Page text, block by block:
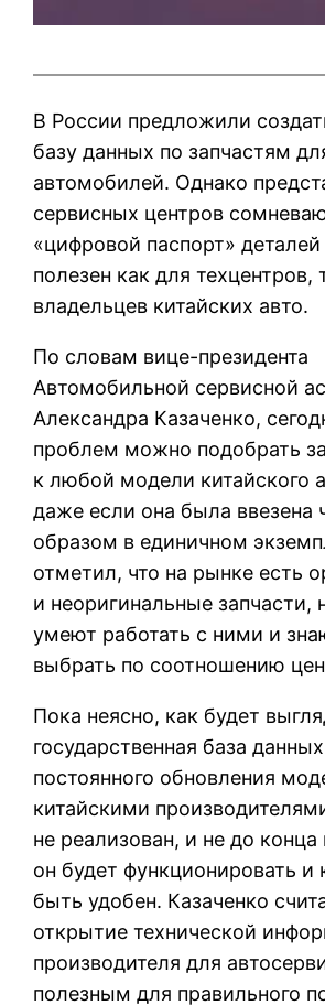
В России предложили
базу данных по запчастям
автомобилей. Однако
сервисных центров
«цифровой паспорт» деталей
полезен как для техцентров,
владельцев китайских авто.
По словам вице-президента
Автомобильной сервисной
Александра Казаченко,
проблем можно подобрать
к любой модели китайского
даже если она была ввезена
образом в единичном
отметил, что на рынке есть
и неоригинальные запчасти,
умеют работать с ними и
выбрать по соотношению
Пока неясно, как будет
государственная база
постоянного обновления
китайскими
не реализован, и не до конца
он будет функционировать
быть удобен. Казаченко
открытие технической
производителя для
полезным для правильного